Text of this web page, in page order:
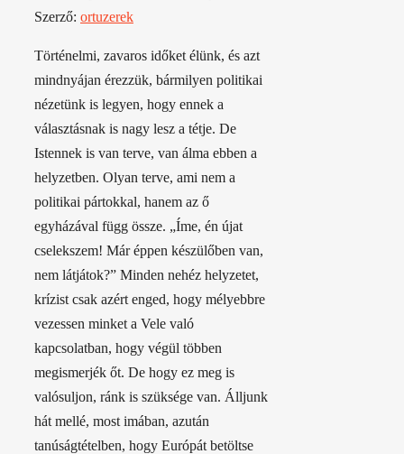
Szerző: ortuzerek
Történelmi, zavaros időket élünk, és azt
mindnyájan érezzük, bármilyen politikai
nézetünk is legyen, hogy ennek a
választásnak is nagy lesz a tétje. De
Istennek is van terve, van álma ebben a
helyzetben. Olyan terve, ami nem a
politikai pártokkal, hanem az ő
egyházával függ össze. „Íme, én újat
cselekszem! Már éppen készülőben van,
nem látjátok?” Minden nehéz helyzetet,
krízist csak azért enged, hogy mélyebbre
vezessen minket a Vele való
kapcsolatban, hogy végül többen
megismerjék őt. De hogy ez meg is
valósuljon, ránk is szüksége van. Álljunk
hát mellé, most imában, azután
tanúságtételben, hogy Európát betöltse